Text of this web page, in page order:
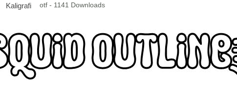
Kaligrafi otf - 1141 Downloads